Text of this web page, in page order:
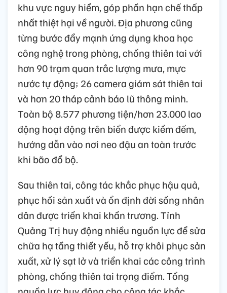
khu vực nguy hiểm, góp phần hạn chế thấp
nhất thiệt hại về người. Địa phương cũng
từng bước đẩy mạnh ứng dụng khoa học
công nghệ trong phòng, chống thiên tai với
hơn 90 trạm quan trắc lượng mưa, mực
nước tự động; 26 camera giám sát thiên tai
và hơn 20 tháp cảnh báo lũ thông minh.
Toàn bộ 8.577 phương tiện/hơn 23.000 lao
động hoạt động trên biển được kiểm đếm,
hướng dẫn vào nơi neo đậu an toàn trước
khi bão đổ bộ.
Sau thiên tai, công tác khắc phục hậu quả,
phục hồi sản xuất và ổn định đời sống nhân
dân được triển khai khẩn trương. Tỉnh
Quảng Trị huy động nhiều nguồn lực để sửa
chữa hạ tầng thiết yếu, hỗ trợ khôi phục sản
xuất, xử lý sạt lở và triển khai các công trình
phòng, chống thiên tai trọng điểm. Tổng